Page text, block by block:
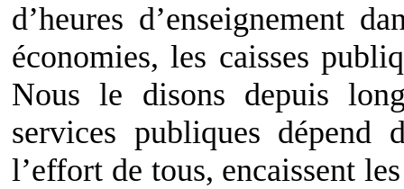
d’heures d’enseignement
économies, les caisses
Nous le disons depuis
services publiques dépend
l’effort de tous, encaissent